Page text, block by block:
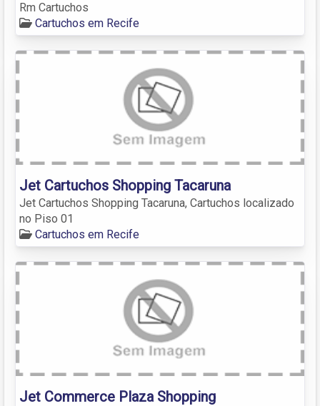
Rm Cartuchos
Cartuchos em Recife
Jet Cartuchos Shopping Tacaruna
Jet Cartuchos Shopping Tacaruna, Cartuchos localizado
no Piso 01
Cartuchos em Recife
Jet Commerce Plaza Shopping